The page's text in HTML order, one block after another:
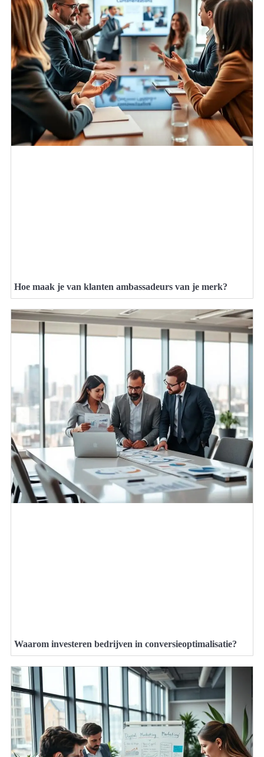
Hoe maak je van klanten ambassadeurs van je merk?
Waarom investeren bedrijven in conversieoptimalisatie?